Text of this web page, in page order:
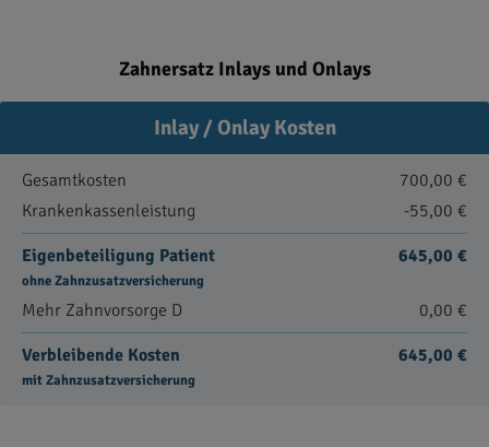
Zahnersatz Inlays und Onlays
Inlay / Onlay Kosten
Gesamtkosten
700,00 €
Krankenkassenleistung
-55,00 €
Eigenbeteiligung Patient
ohne Zahnzusatzversicherung
645,00 €
Mehr Zahnvorsorge D 0,00 €
Verbleibende Kosten
mit Zahnzusatzversicherung
645,00 €